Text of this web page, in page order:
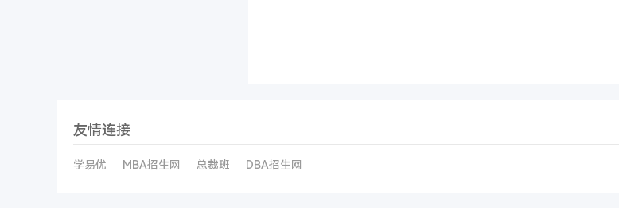
友情连接
学易优 MBA招生网 总裁班 DBA招生网